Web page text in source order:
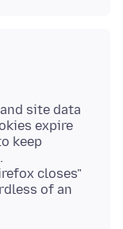
site data
expire
keep
closes"
of an